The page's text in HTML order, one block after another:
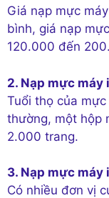
Giá nạp mực
bình, giá nạp
120.000 đến
2. Nạp mực máy
Tuổi thọ của
thường, một hộp
2.000 trang.
3. Nạp mực máy
Có nhiều đơn vị